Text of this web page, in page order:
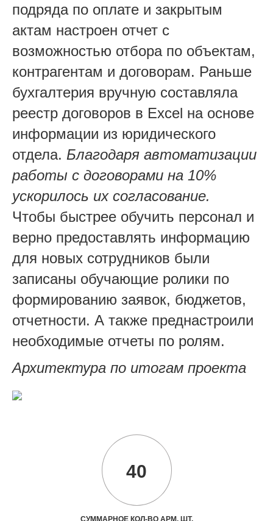
подряда по оплате и закрытым
актам настроен отчет с
возможностью отбора по объектам,
контрагентам и договорам. Раньше
бухгалтерия вручную составляла
реестр договоров в Excel на основе
информации из юридического
отдела. Благодаря автоматизации
работы с договорами на 10%
ускорилось их согласование.
Чтобы быстрее обучить персонал и
верно предоставлять информацию
для новых сотрудников были
записаны обучающие ролики по
формированию заявок, бюджетов,
отчетности. А также преднастроили
необходимые отчеты по ролям.
Архитектура по итогам проекта
40
СУММАРНОЕ КОЛ-ВО АРМ, ШТ.